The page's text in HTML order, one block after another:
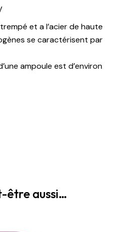
et a l’acier de haute
se caractérisent par
ampoule est d’environ
être aussi…